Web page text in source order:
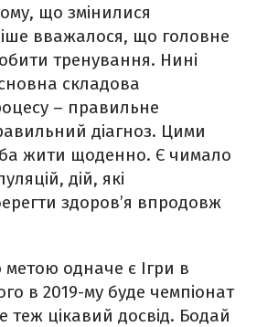
що змінилися
вважалося, що головне
тренування. Нині
складова
– правильне
діагноз. Цими
жити щоденно. Є чимало
дій, які
здоров’я впродовж
одначе є Ігри в
в 2019-му буде чемпіонат
теж цікавий досвід. Бодай